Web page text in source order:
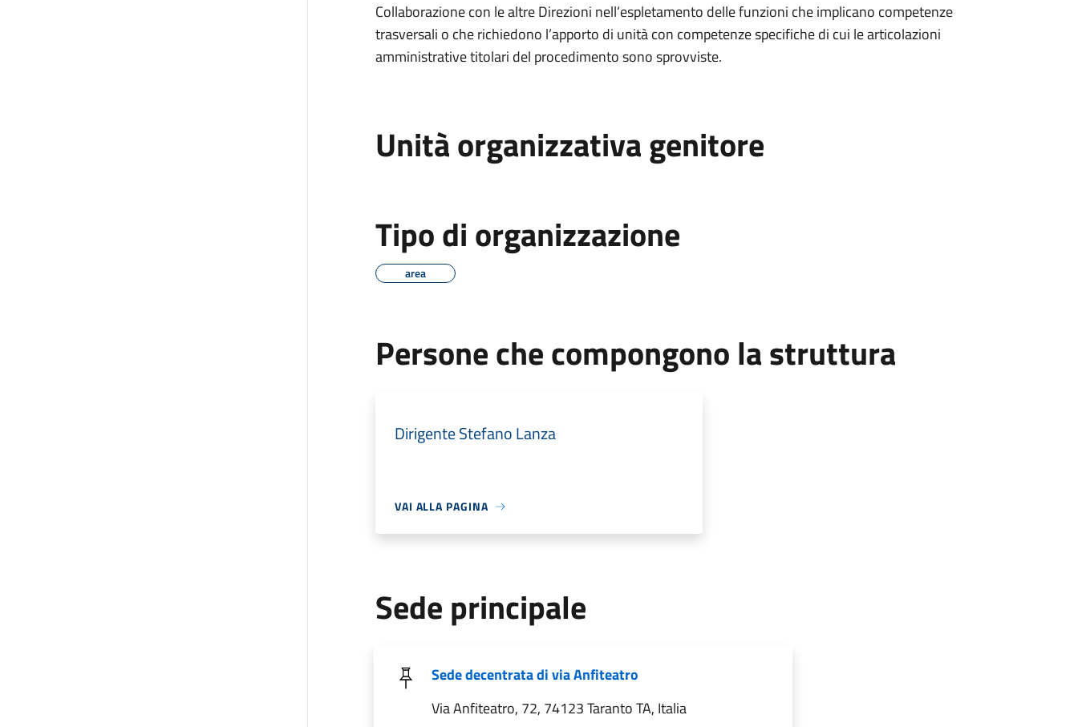
Collaborazione con le altre Direzioni nell’espletamento delle funzioni che implicano competenze
trasversali o che richiedono l’apporto di unità con competenze specifiche di cui le articolazioni
amministrative titolari del procedimento sono sprovviste.
Unità organizzativa genitore
Tipo di organizzazione
area
Persone che compongono la struttura
Dirigente Stefano Lanza
VAI ALLA PAGINA
Sede principale
Sede decentrata di via Anfiteatro
Via Anfiteatro, 72, 74123 Taranto TA, Italia